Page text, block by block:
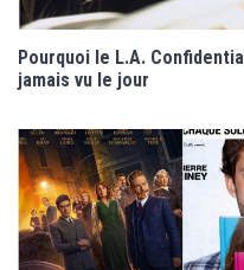
Pourquoi le L.A.
jamais vu le jour